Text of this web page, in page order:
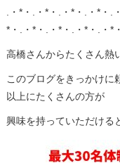
.・*・.・*・.・*・.・*・.
*・.・*・.・*・.・*・.・*
高橋さんからたくさん熱
このブログをきっかけに
以上にたくさんの方が
興味を持っていただける